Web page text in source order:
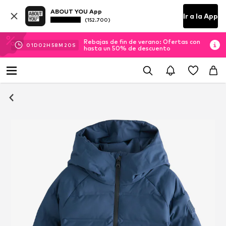
ABOUT YOU App
(152.700) Ir a la App
01D 02H 58M 20 S
Rebajas de fin de verano: Ofertas con
hasta un 50% de descuento